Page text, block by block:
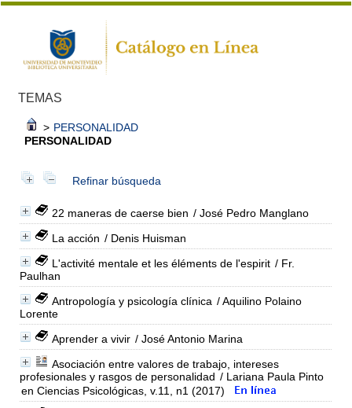
TEMAS
> PERSONALIDAD
PERSONALIDAD
Refinar búsqueda
22 maneras de caerse bien / José Pedro Manglano
La acción / Denis Huisman
L'activité mentale et les éléments de l'espirit / Fr.
Paulhan
Antropología y psicología clínica / Aquilino Polaino
Lorente
Aprender a vivir / José Antonio Marina
Asociación entre valores de trabajo, intereses
profesionales y rasgos de personalidad / Lariana Paula Pinto
en Ciencias Psicológicas, v.11, n1 (2017)